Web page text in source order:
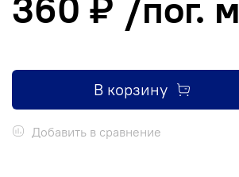
В корзину
Добавить в сравнение